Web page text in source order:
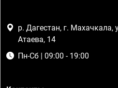
р. Дагестан, г.
Атаева, 14
Пн-Сб | 09:00 - 19:00